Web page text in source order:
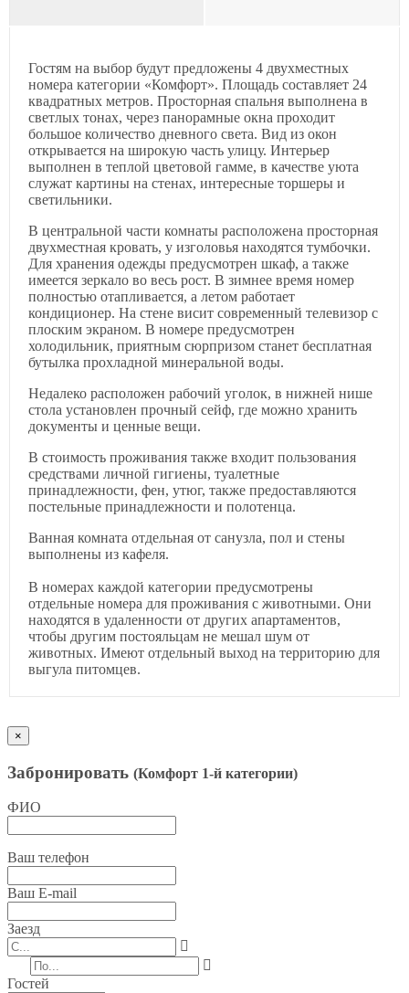
Гостям на выбор будут предложены 4 двухместных
номера категории «Комфорт». Площадь составляет 24
квадратных метров. Просторная спальня выполнена в
светлых тонах, через панорамные окна проходит
большое количество дневного света. Вид из окон
открывается на широкую часть улицу. Интерьер
выполнен в теплой цветовой гамме, в качестве уюта
служат картины на стенах, интересные торшеры и
светильники.
В центральной части комнаты расположена просторная
двухместная кровать, у изголовья находятся тумбочки.
Для хранения одежды предусмотрен шкаф, а также
имеется зеркало во весь рост. В зимнее время номер
полностью отапливается, а летом работает
кондиционер. На стене висит современный телевизор с
плоским экраном. В номере предусмотрен
холодильник, приятным сюрпризом станет бесплатная
бутылка прохладной минеральной воды.
Недалеко расположен рабочий уголок, в нижней нише
стола установлен прочный сейф, где можно хранить
документы и ценные вещи.
В стоимость проживания также входит пользования
средствами личной гигиены, туалетные
принадлежности, фен, утюг, также предоставляются
постельные принадлежности и полотенца.
Ванная комната отдельная от санузла, пол и стены
выполнены из кафеля.
В номерах каждой категории предусмотрены
отдельные номера для проживания с животными. Они
находятся в удаленности от других апартаментов,
чтобы другим постояльцам не мешал шум от
животных. Имеют отдельный выход на территорию для
выгула питомцев.
×
Забронировать (Комфорт 1-й категории)
ФИО
Ваш телефон
Ваш E-mail
Заезд
Гостей